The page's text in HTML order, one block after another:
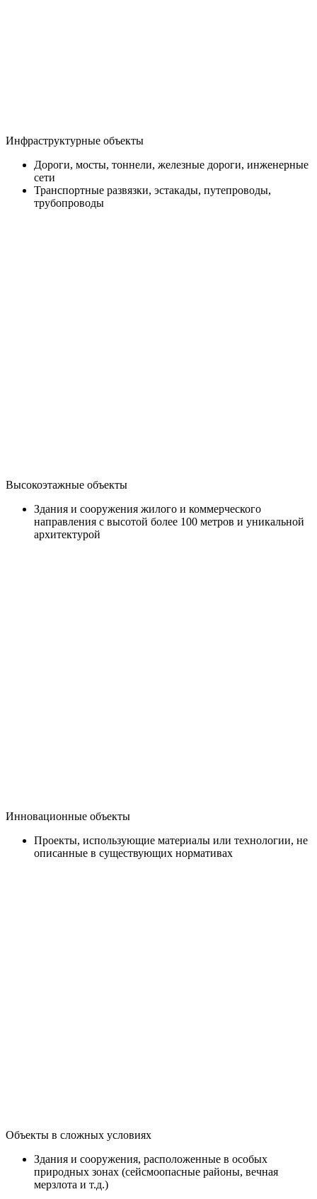
Инфраструктурные объекты
Дороги, мосты, тоннели, железные дороги, инженерные
сети
Транспортные развязки, эстакады, путепроводы,
трубопроводы
Высокоэтажные объекты
Здания и сооружения жилого и коммерческого
направления с высотой более 100 метров и уникальной
архитектурой
Инновационные объекты
Проекты, использующие материалы или технологии, не
описанные в существующих нормативах
Объекты в сложных условиях
Здания и сооружения, расположенные в особых
природных зонах (сейсмоопасные районы, вечная
мерзлота и т.д.)